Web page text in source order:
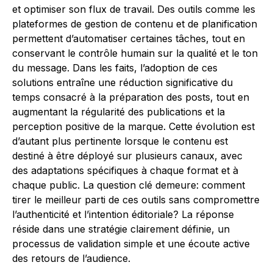
et optimiser son flux de travail. Des outils comme les
plateformes de gestion de contenu et de planification
permettent d’automatiser certaines tâches, tout en
conservant le contrôle humain sur la qualité et le ton
du message. Dans les faits, l’adoption de ces
solutions entraîne une réduction significative du
temps consacré à la préparation des posts, tout en
augmentant la régularité des publications et la
perception positive de la marque. Cette évolution est
d’autant plus pertinente lorsque le contenu est
destiné à être déployé sur plusieurs canaux, avec
des adaptations spécifiques à chaque format et à
chaque public. La question clé demeure: comment
tirer le meilleur parti de ces outils sans compromettre
l’authenticité et l’intention éditoriale? La réponse
réside dans une stratégie clairement définie, un
processus de validation simple et une écoute active
des retours de l’audience.